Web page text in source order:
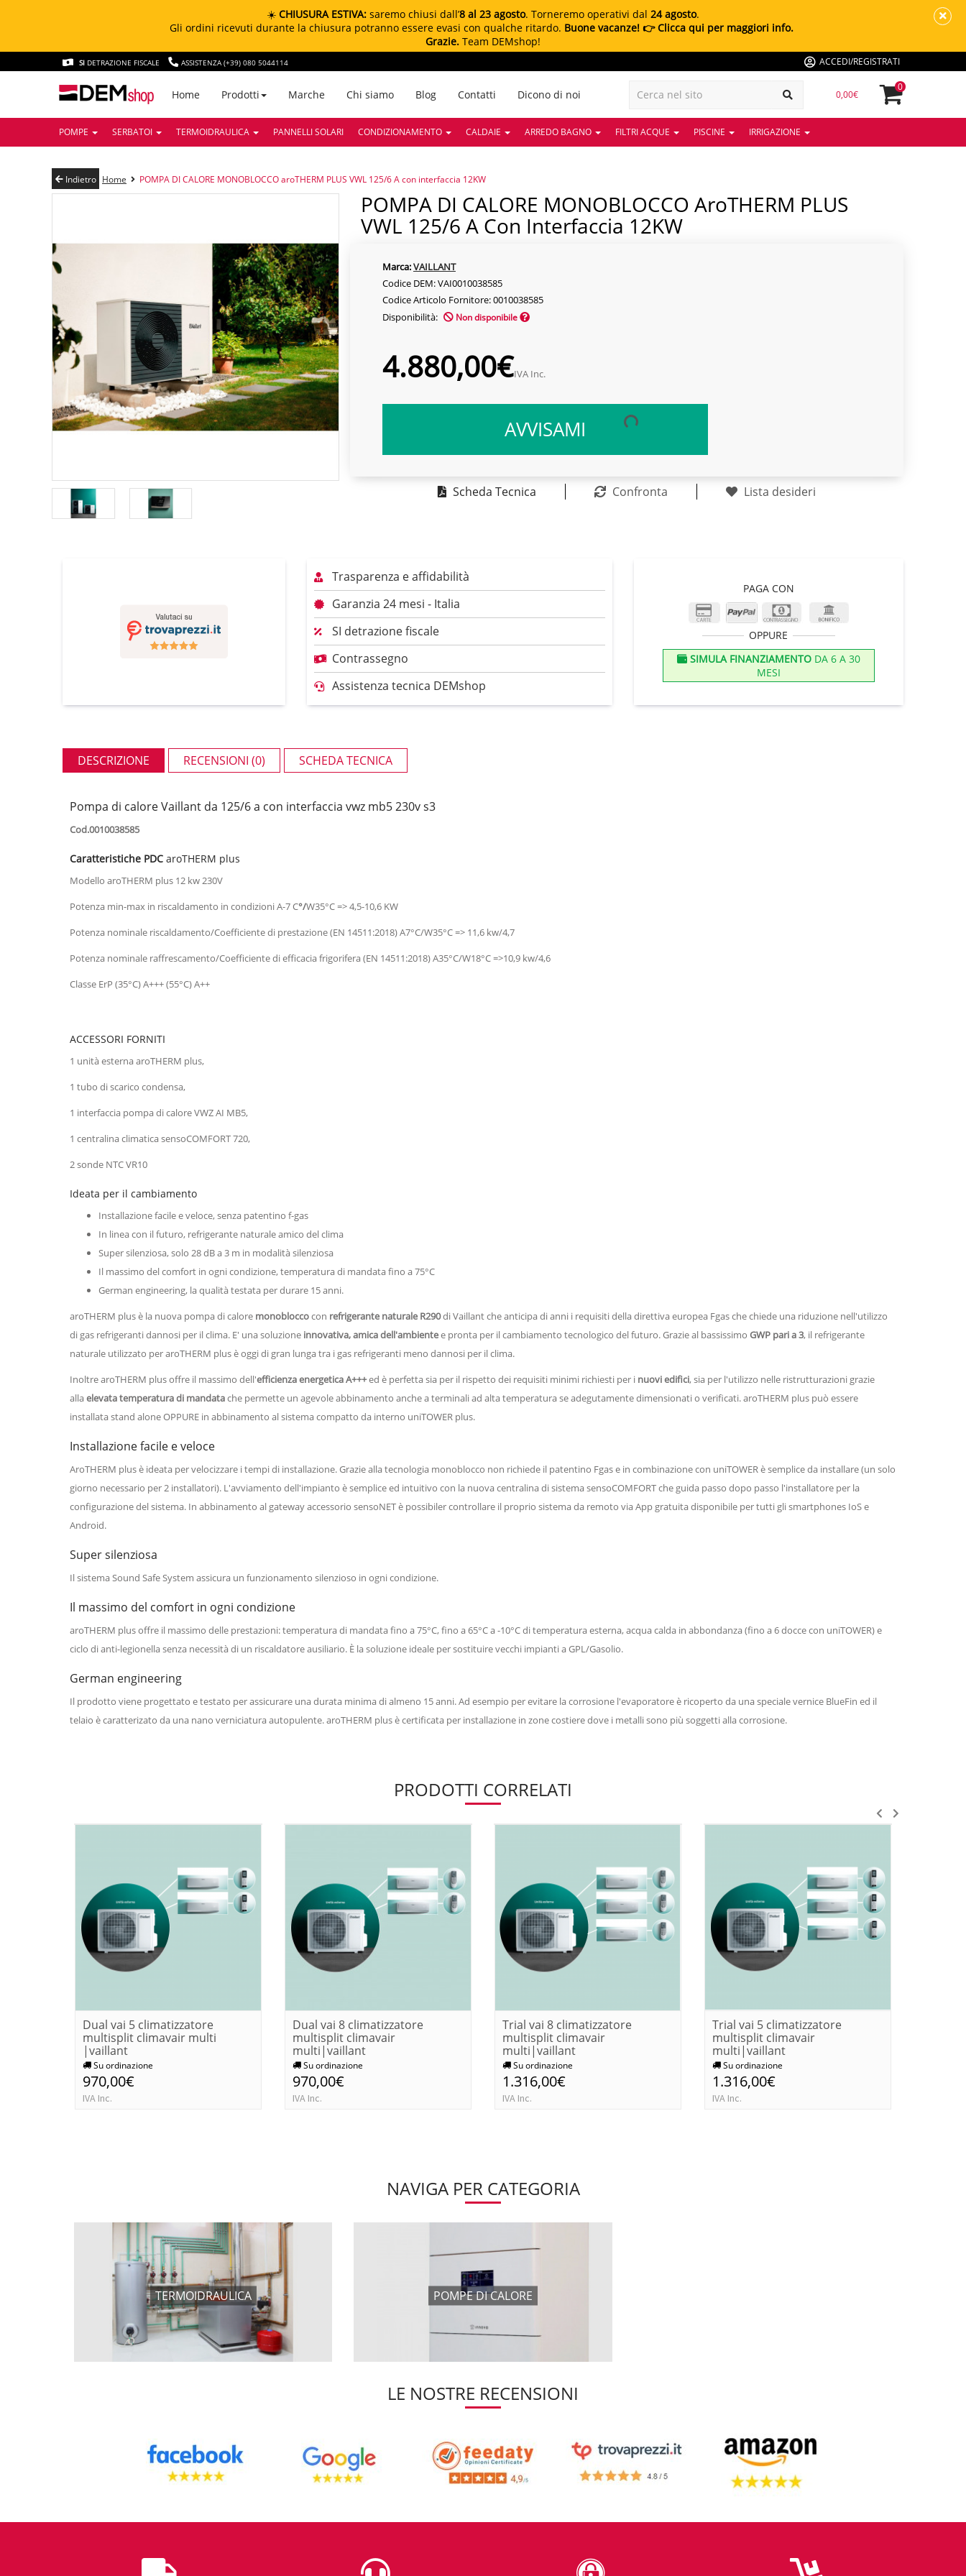
☀️ CHIUSURA ESTIVA: saremo chiusi dall’8 al 23 agosto. Torneremo operativi dal 24 agosto.
Gli ordini ricevuti durante la chiusura potranno essere evasi con qualche ritardo. Buone vacanze! 👉 Clicca qui per maggiori info.
Grazie. Team DEMshop!
SI DETRAZIONE FISCALE ASSISTENZA (+39) 080 5044114 ACCEDI/REGISTRATI
Home Prodotti Marche Chi siamo Blog Contatti Dicono di noi 0,00€
0
POMPE SERBATOI TERMOIDRAULICA PANNELLI SOLARI CONDIZIONAMENTO CALDAIE ARREDO BAGNO FILTRI ACQUE PISCINE IRRIGAZIONE
Indietro Home POMPA DI CALORE MONOBLOCCO aroTHERM PLUS VWL 125/6 A con interfaccia 12KW
POMPA DI CALORE MONOBLOCCO AroTHERM PLUS
VWL 125/6 A Con Interfaccia 12KW
Marca:VAILLANT
Codice DEM: VAI0010038585
Codice Articolo Fornitore: 0010038585
Disponibilità:
Non disponibile
4.880,00€IVA Inc.
AVVISAMI
Scheda Tecnica Confronta Lista desideri
Trasparenza e affidabilità
Garanzia 24 mesi - Italia
SI detrazione fiscale
Contrassegno
Assistenza tecnica DEMshop
PAGA CON
OPPURE
SIMULA FINANZIAMENTODA 6 A 30
MESI
DESCRIZIONE RECENSIONI (0) SCHEDA TECNICA
Pompa di calore Vaillant da 125/6 a con interfaccia vwz mb5 230v s3
Cod.0010038585
Caratteristiche PDC aroTHERM plus
Modello aroTHERM plus 12 kw 230V
Potenza min-max in riscaldamento in condizioni A-7 C°/W35°C => 4,5-10,6 KW
Potenza nominale riscaldamento/Coefficiente di prestazione (EN 14511:2018) A7°C/W35°C => 11,6 kw/4,7
Potenza nominale raffrescamento/Coefficiente di efficacia frigorifera (EN 14511:2018) A35°C/W18°C =>10,9 kw/4,6
Classe ErP (35°C) A+++ (55°C) A++
ACCESSORI FORNITI
1 unità esterna aroTHERM plus,
1 tubo di scarico condensa,
1 interfaccia pompa di calore VWZ AI MB5,
1 centralina climatica sensoCOMFORT 720,
2 sonde NTC VR10
Ideata per il cambiamento
Installazione facile e veloce, senza patentino f-gas
In linea con il futuro, refrigerante naturale amico del clima
Super silenziosa, solo 28 dB a 3 m in modalità silenziosa
Il massimo del comfort in ogni condizione, temperatura di mandata fino a 75°C
German engineering, la qualità testata per durare 15 anni.
aroTHERM plus è la nuova pompa di calore monobloccocon refrigerante naturale R290di Vaillant che anticipa di anni i requisiti della direttiva europea Fgas che chiede una riduzione nell'utilizzo
di gas refrigeranti dannosi per il clima. E' una soluzione innovativa, amica dell'ambientee pronta per il cambiamento tecnologico del futuro. Grazie al bassissimo GWP pari a 3, il refrigerante
naturale utilizzato per aroTHERM plus è oggi di gran lunga tra i gas refrigeranti meno dannosi per il clima.
Inoltre aroTHERM plus offre il massimo dell'efficienza energetica A+++ed è perfetta sia per il rispetto dei requisiti minimi richiesti per i nuovi edifici, sia per l'utilizzo nelle ristrutturazioni grazie
allaelevata temperatura di mandatache permette un agevole abbinamento anche a terminali ad alta temperatura se adegutamente dimensionati o verificati. aroTHERM plus può essere
installata stand alone OPPURE in abbinamento al sistema compatto da interno uniTOWER plus.
Installazione facile e veloce
AroTHERM plus è ideata per velocizzare i tempi di installazione. Grazie alla tecnologia monoblocco non richiede il patentino Fgas e in combinazione con uniTOWER è semplice da installare (un solo
giorno necessario per 2 installatori). L'avviamento dell'impianto è semplice ed intuitivo con la nuova centralina di sistema sensoCOMFORT che guida passo dopo passo l'installatore per la
configurazione del sistema. In abbinamento al gateway accessorio sensoNET è possibiler controllare il proprio sistema da remoto via App gratuita disponibile per tutti gli smartphones IoS e
Android.
Super silenziosa
Il sistema Sound Safe System assicura un funzionamento silenzioso in ogni condizione.
Il massimo del comfort in ogni condizione
aroTHERM plus offre il massimo delle prestazioni: temperatura di mandata fino a 75°C, fino a 65°C a -10°C di temperatura esterna, acqua calda in abbondanza (fino a 6 docce con uniTOWER) e
ciclo di anti-legionella senza necessità di un riscaldatore ausiliario. È la soluzione ideale per sostituire vecchi impianti a GPL/Gasolio.
German engineering
Il prodotto viene progettato e testato per assicurare una durata minima di almeno 15 anni. Ad esempio per evitare la corrosione l'evaporatore è ricoperto da una speciale vernice BlueFin ed il
telaio è caratterizato da una nano verniciatura autopulente. aroTHERM plus è certificata per installazione in zone costiere dove i metalli sono più soggetti alla corrosione.
PRODOTTI CORRELATI
Dual vai 5 climatizzatore
multisplit climavair multi
|vaillant
Su ordinazione
970,00€
IVA Inc.
Dual vai 8 climatizzatore
multisplit climavair
multi|vaillant
Su ordinazione
970,00€
IVA Inc.
Trial vai 8 climatizzatore
multisplit climavair
multi|vaillant
Su ordinazione
1.316,00€
IVA Inc.
Trial vai 5 climatizzatore
multisplit climavair
multi|vaillant
Su ordinazione
1.316,00€
IVA Inc.
NAVIGA PER CATEGORIA
TERMOIDRAULICA POMPE DI CALORE
LE NOSTRE RECENSIONI